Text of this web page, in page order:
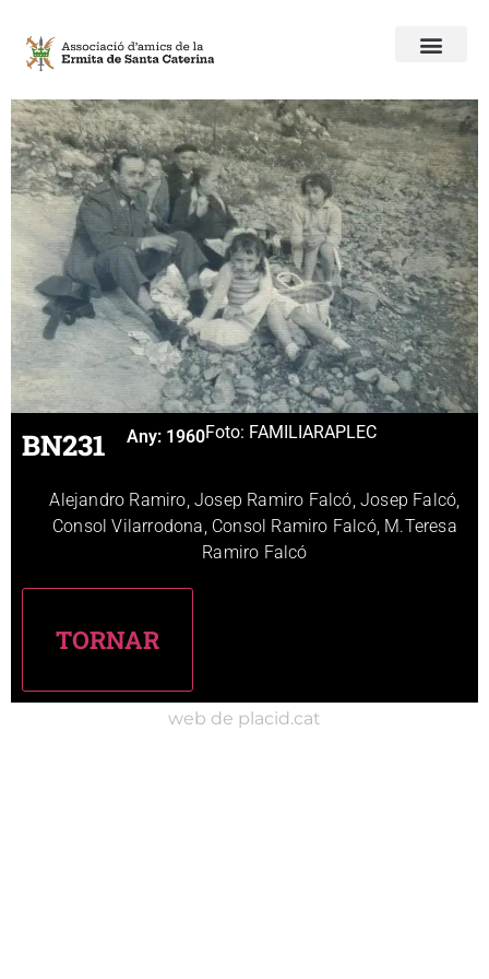
BN231 Any: 1960Foto: FAMILIARAPLEC
Alejandro Ramiro, Josep Ramiro Falcó, Josep Falcó,
Consol Vilarrodona, Consol Ramiro Falcó, M.Teresa
Ramiro Falcó
web de placid.cat